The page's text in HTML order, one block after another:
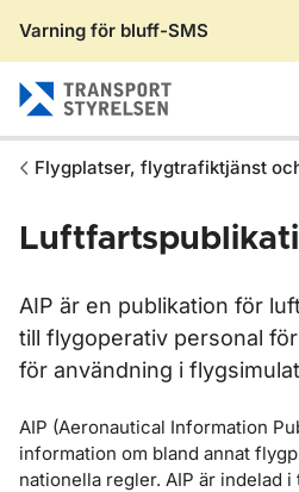
Varning för bluff-SMS
Flygplatser, flygtrafiktjänst
AIP är en publikation för
till flygoperativ personal
för användning i
AIP (Aeronautical Information
information om bland annat
nationella regler. AIP är indelad i